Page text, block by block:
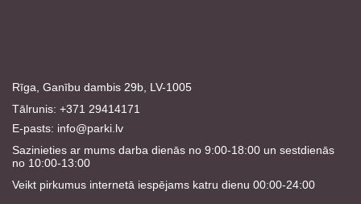
Rīga, Ganību dambis 29b, LV-1005
Tālrunis: +371 29414171
E-pasts: info@parki.lv
Sazinieties ar mums darba dienās no 9:00-18:00 un sestdienās
no 10:00-13:00
Veikt pirkumus internetā iespējams katru dienu 00:00-24:00